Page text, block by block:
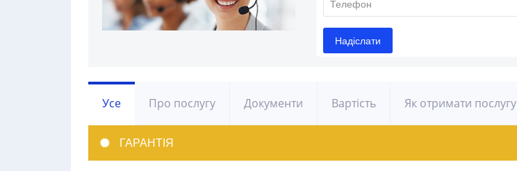
Усе Про послугу Документи Вартість Як отримати послугу
ГАРАНТІЯ